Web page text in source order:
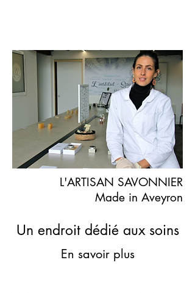
L'ARTISAN SAVONNIER
Made in Aveyron
Un endroit dédié aux soins
En savoir plus